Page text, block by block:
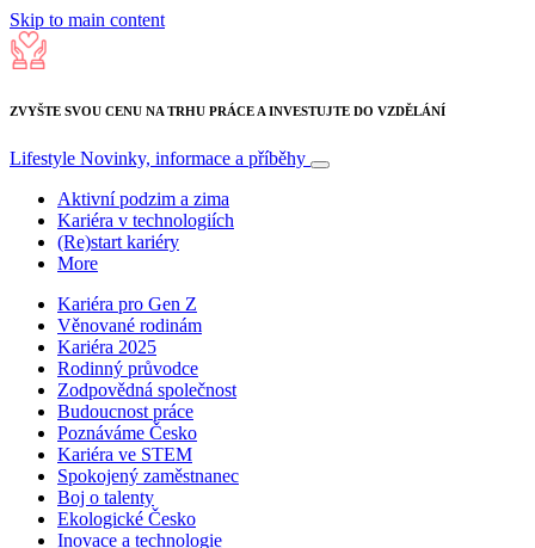
Skip to main content
ZVYŠTE SVOU CENU NA TRHU PRÁCE A INVESTUJTE DO VZDĚLÁNÍ
Lifestyle Novinky, informace a příběhy
Aktivní podzim a zima
Kariéra v technologiích
(Re)start kariéry
More
Kariéra pro Gen Z
Věnované rodinám
Kariéra 2025
Rodinný průvodce
Zodpovědná společnost
Budoucnost práce
Poznáváme Česko
Kariéra ve STEM
Spokojený zaměstnanec
Boj o talenty
Ekologické Česko
Inovace a technologie